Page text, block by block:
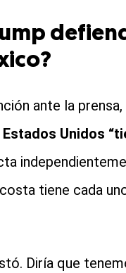
ante la
Estados Unidos
tiene cada
Diría que